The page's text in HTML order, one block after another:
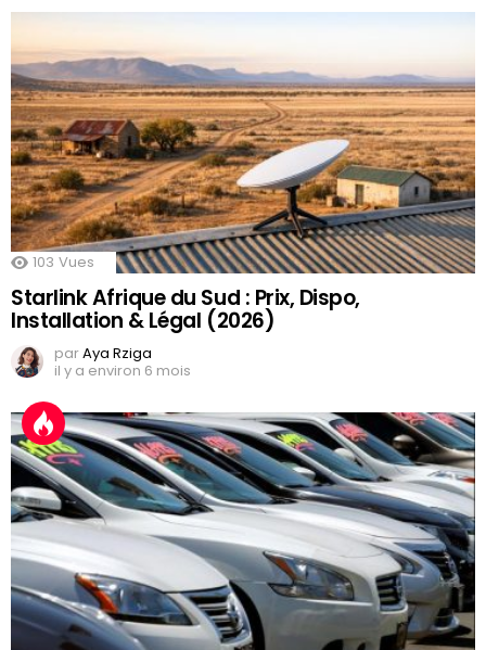
103 Vues
Starlink Afrique du Sud : Prix, Dispo,
Installation & Légal (2026)
parAya Rziga
il y a environ 6 mois